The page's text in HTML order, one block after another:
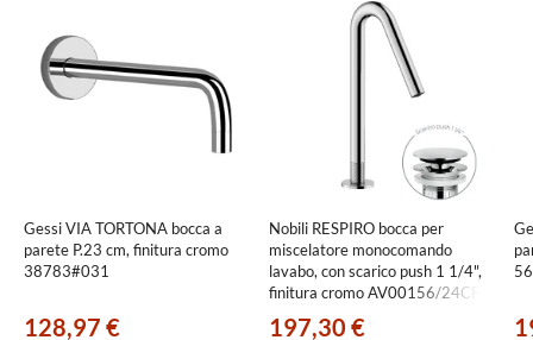
Gessi VIA TORTONA bocca a
parete P.23 cm, finitura cromo
38783#031
128,97 €
Nobili RESPIRO bocca per
miscelatore monocomando
lavabo, con scarico push 1 1/4",
finitura cromo AV00156/24CR
197,30 €